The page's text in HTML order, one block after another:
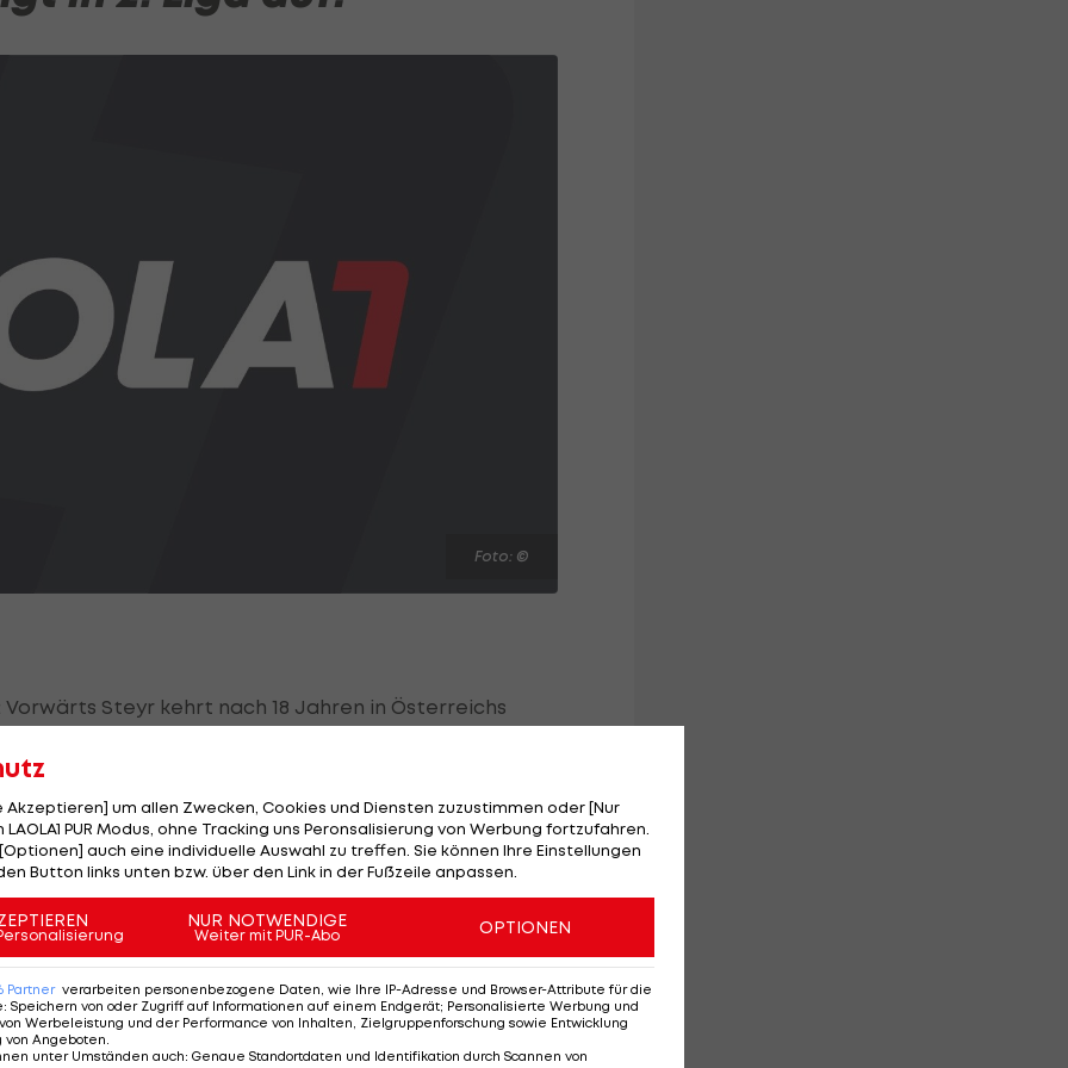
Foto: ©
Steyr kehrt nach 18 Jahren in Österreichs
vorletzten Spieltag der
am Aufstieg zu hindern.
Wimmer in Halbzeit eins nach einer Ecke. Michael
per Kopf im zweiten Durchgang nach.
die2. Ligabegleiten. Die Linzer Amateure siegen 2:1
nicht mehr von Austria Klagenfurt abzufangen.
Akzeptieren] um allen Zwecken, Cookies und Diensten zuzustimmen oder [Nur
PUR Modus, ohne Tracking uns Peronsalisierung von Werbung fortzufahren.
auch eine individuelle Auswahl zu treffen. Sie können Ihre Einstellungen
Button links unten bzw. über den Link in der Fußzeile anpassen.
NUR NOTWENDIGE
Weiter mit PUR-Abo OPTIONEN
Partner verarbeiten personenbezogene Daten, wie Ihre IP-Adresse und Browser-Attribute für die
: Speichern von oder Zugriff auf Informationen auf einem Endgerät; Personalisierte Werbung und
Werbeleistung und der Performance von Inhalten, Zielgruppenforschung sowie Entwicklung
von Angeboten.
unter Umständen auch: Genaue Standortdaten und Identifikation durch Scannen von